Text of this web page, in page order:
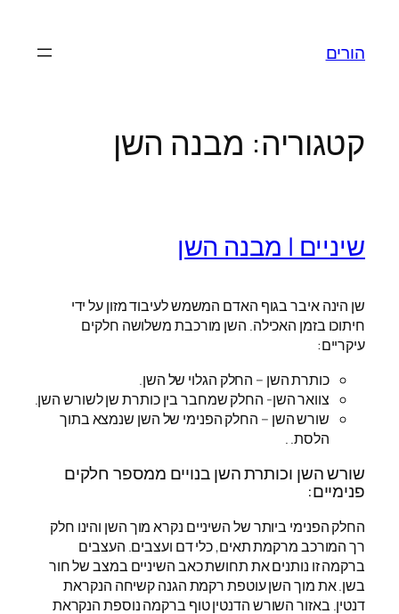
הורים
קטגוריה: מבנה השן
שיניים | מבנה השן
שן הינה איבר בגוף האדם המשמש לעיבוד מזון על ידי
חיתוכו בזמן האכילה. השן מורכבת משלושה חלקים
עיקריים:
כותרת השן – החלק הגלוי של השן.
צוואר השן- החלק שמחבר בין כותרת שן לשורש השן.
שורש השן – החלק הפנימי של השן שנמצא בתוך
הלסת. .
שורש השן וכותרת השן בנויים ממספר חלקים
פנימיים:
החלק הפנימי ביותר של השיניים נקרא מוך השן והינו חלק
רך המורכב מרקמת תאים, כלי דם ועצבים. העצבים
ברקמה זו נותנים את תחושת כאב השיניים במצב של חור
בשן. את מוך השן עוטפת רקמת הגנה קשיחה הנקראת
דנטין. באזור השורש הדנטין טוף ברקמה נוספת הנקראת